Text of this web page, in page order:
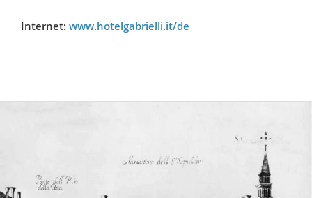
Internet: www.hotelgabrielli.it/de